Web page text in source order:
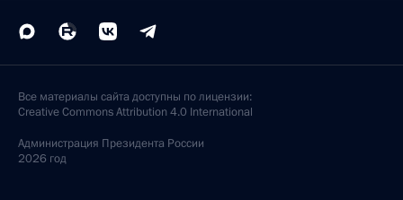
Все материалы сайта доступны по лицензии:
Creative Commons Attribution 4.0 International
Администрация Президента России
2026 год